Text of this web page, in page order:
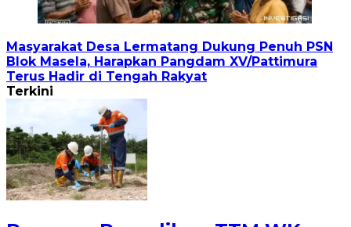
Masyarakat Desa Lermatang Dukung Penuh PSN
Blok Masela, Harapkan Pangdam XV/Pattimura
Terus Hadir di Tengah Rakyat
Terkini